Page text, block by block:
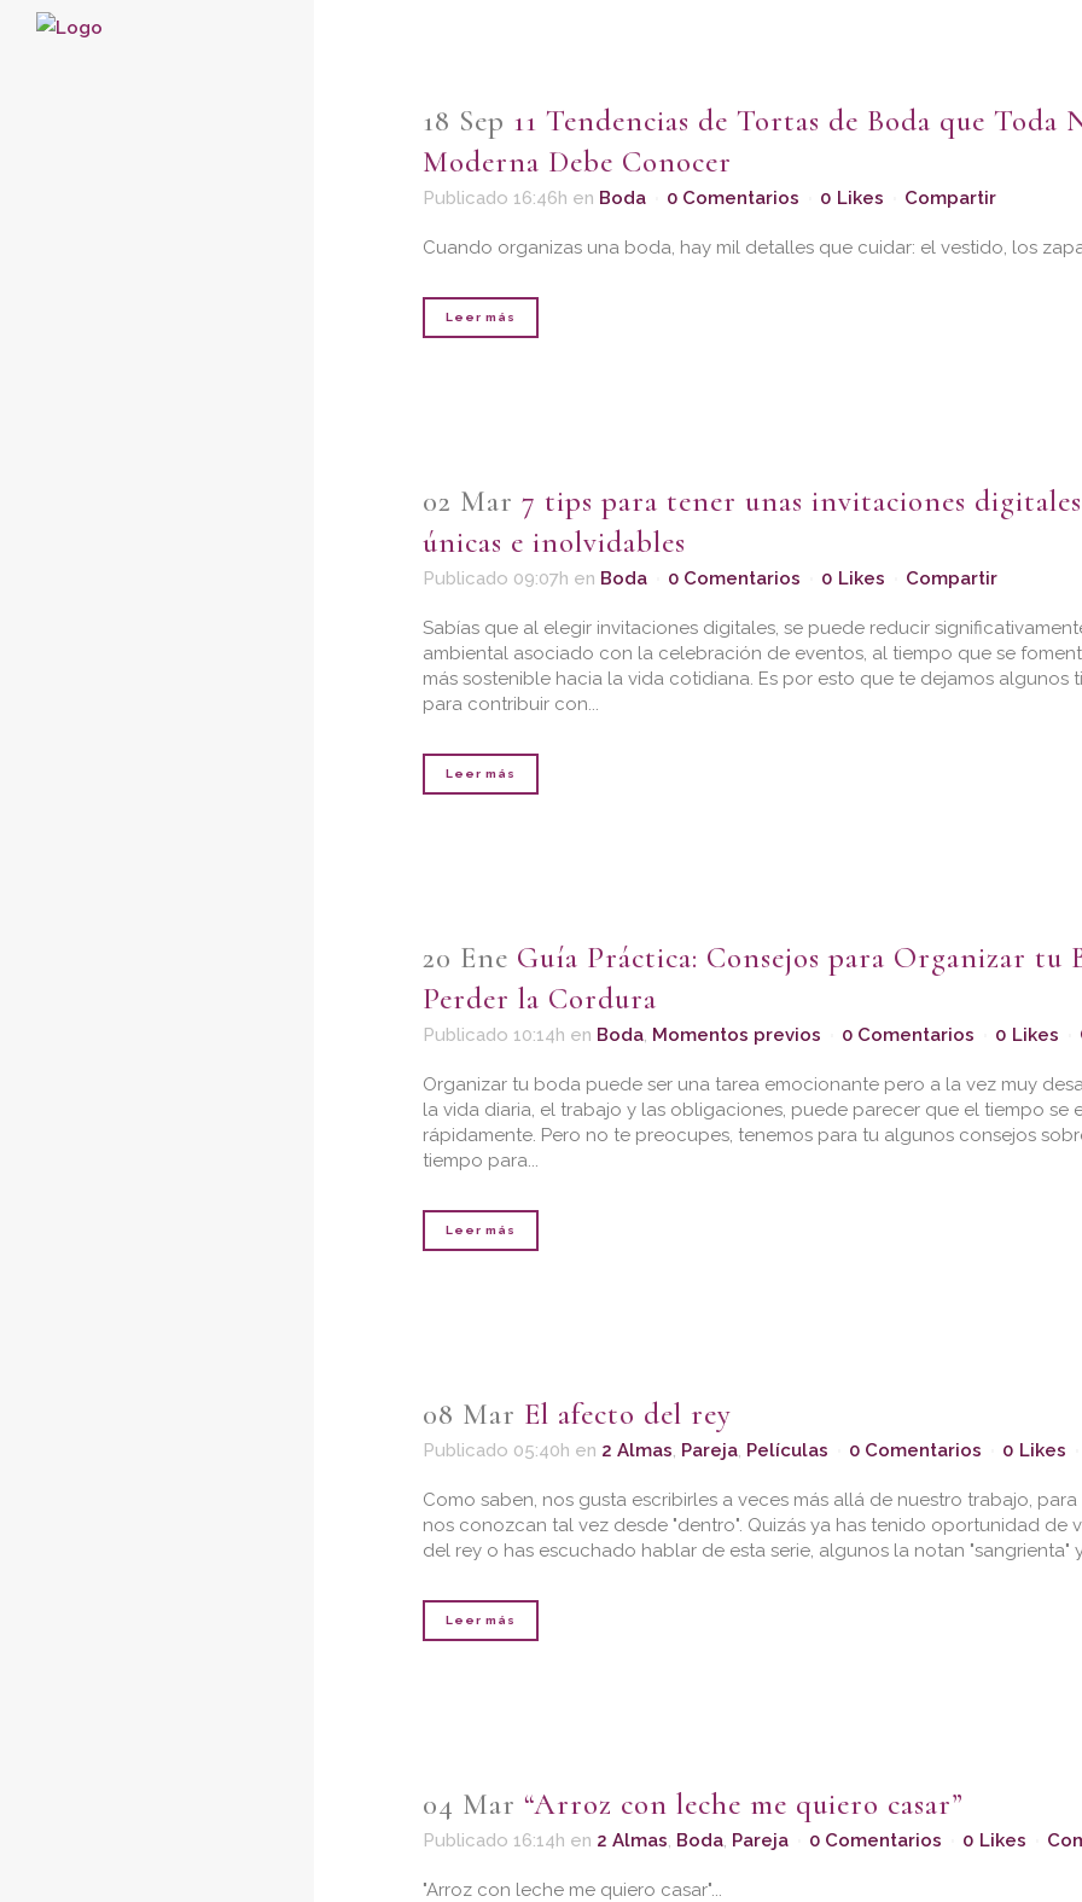
18 Sep 11 Tendencias de Tortas de Boda que Toda
Moderna Debe Conocer
Publicado 16:46h en Boda 0 Comentarios 0 Likes Compartir
Cuando organizas una boda, hay mil detalles que cuidar: el vestido, los
Leer más
02 Mar 7 tips para tener unas invitaciones
únicas e inolvidables
Publicado 09:07h en Boda 0 Comentarios 0 Likes Compartir
Sabías que al elegir invitaciones digitales, se puede reducir
ambiental asociado con la celebración de eventos, al tiempo que se
más sostenible hacia la vida cotidiana. Es por esto que te dejamos algunos
para contribuir con...
Leer más
20 Ene Guía Práctica: Consejos para Organizar tu
Perder la Cordura
Publicado 10:14h en Boda, Momentos previos 0 Comentarios 0 Likes
Organizar tu boda puede ser una tarea emocionante pero a la vez muy
la vida diaria, el trabajo y las obligaciones, puede parecer que el tiempo se
rápidamente. Pero no te preocupes, tenemos para tu algunos consejos
tiempo para...
Leer más
08 Mar El afecto del rey
Publicado 05:40h en 2 Almas, Pareja, Películas 0 Comentarios 0 Likes
Como saben, nos gusta escribirles a veces más allá de nuestro trabajo,
nos conozcan tal vez desde "dentro". Quizás ya has tenido oportunidad de
del rey o has escuchado hablar de esta serie, algunos la notan "sangrienta"
Leer más
04 Mar “Arroz con leche me quiero casar”
Publicado 16:14h en 2 Almas, Boda, Pareja 0 Comentarios 0 Likes
"Arroz con leche me quiero casar"...